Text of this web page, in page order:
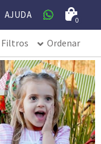
AJUDA 0
Ordenar
Filtros
FECHAR